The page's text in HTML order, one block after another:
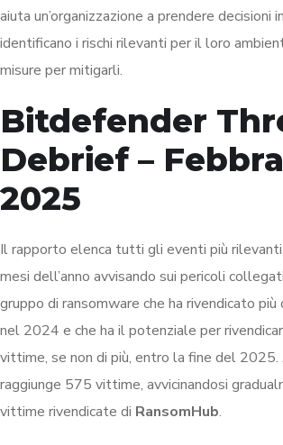
aiuta un’organizzazione a prendere decisioni
identificano i rischi rilevanti per il loro
misure per mitigarli.
Bitdefender
Debrief –
2025
Il rapporto elenca tutti gli eventi più
mesi dell’anno avvisando sui pericoli
gruppo di ransomware che ha rivendicato
nel 2024 e che ha il potenziale per
vittime, se non di più, entro la fine del 2025.
raggiunge 575 vittime, avvicinandosi
vittime rivendicate di RansomHub.